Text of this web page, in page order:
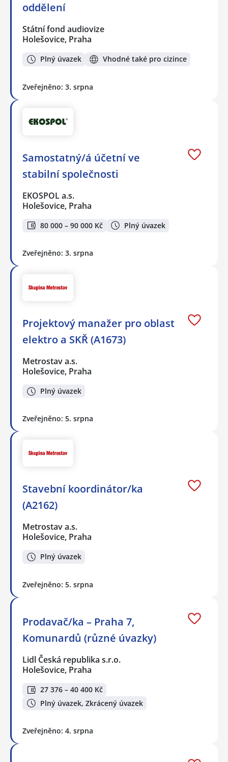
oddělení
Státní fond audiovize
Holešovice, Praha
Plný úvazek Vhodné také pro cizince
Zveřejněno: 3. srpna
Samostatný/á účetní ve
stabilní společnosti
EKOSPOL a.s.
Holešovice, Praha
80 000 – 90 000 Kč Plný úvazek
Zveřejněno: 3. srpna
Projektový manažer pro oblast
elektro a SKŘ (A1673)
Metrostav a.s.
Holešovice, Praha
Plný úvazek
Zveřejněno: 5. srpna
Stavební koordinátor/ka
(A2162)
Metrostav a.s.
Holešovice, Praha
Plný úvazek
Zveřejněno: 5. srpna
Prodavač/ka – Praha 7,
Komunardů (různé úvazky)
Lidl Česká republika s.r.o.
Holešovice, Praha
27 376 – 40 400 Kč
Plný úvazek, Zkrácený úvazek
Zveřejněno: 4. srpna